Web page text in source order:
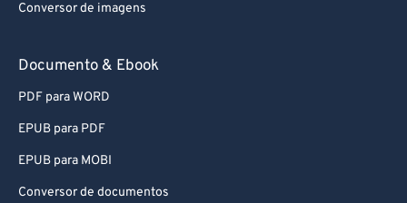
Conversor de imagens
Documento & Ebook
PDF para WORD
EPUB para PDF
EPUB para MOBI
Conversor de documentos